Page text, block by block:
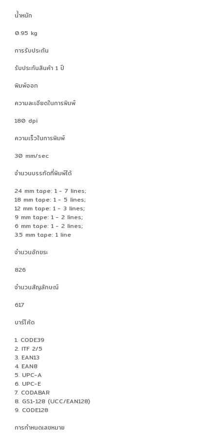
น้ำหนัก
0.95 kg
การรับประกัน
รับประกันสินค้า 1 ปี
พิมพ์ออก
ความละเอียดในการพิมพ์
180 dpi
ความเร็วในการพิมพ์
30 mm/sec
จำนวนบรรทัดที่พิมพ์ได้
24 mm tape: 1 - 7 lines;
18 mm tape: 1 - 5 lines;
12 mm tape: 1 - 3 lines;
9 mm tape: 1 - 2 lines;
6 mm tape: 1 - 2 lines;
3.5 mm tape: 1 line
จำนวนอักขระ
826
จำนวนสัญลักษณ์
617
บาร์โค้ด
1. CODE39
2. ITF 2/5
3. EAN13
4. EAN8
5. UPC-A
6. UPC-E
7. CODABAR
8. GS1-128 (UCC/EAN128)
9. CODE128
การกำหนดเลขหมาย